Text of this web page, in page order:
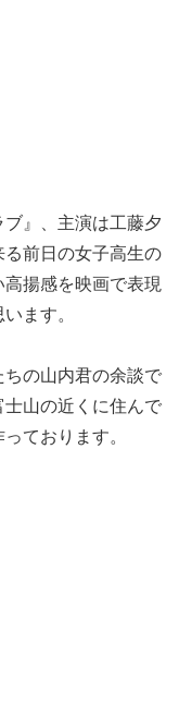
』、主演は工藤夕
前日の女子高生の
揚感を映画で表現
ます。
の山内君の余談で
山の近くに住んで
ております。